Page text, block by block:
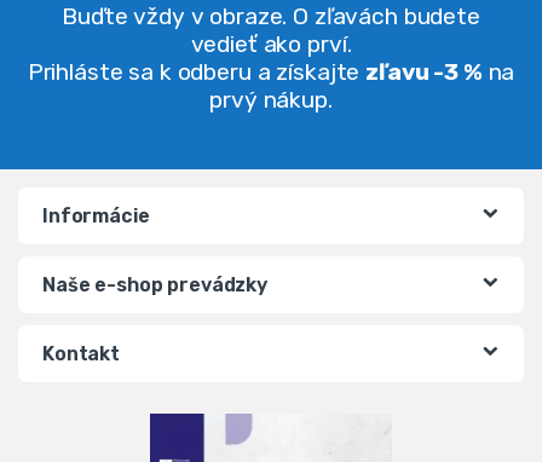
Buďte vždy v obraze. O zľavách budete
vedieť ako prví.
Prihláste sa k odberu a získajte zľavu -3 % na
prvý nákup.
Informácie
Naše e-shop prevádzky
Kontakt